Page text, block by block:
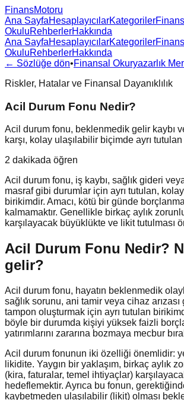
FinansMotoru
Ana SayfaHesaplayıcılarKategorilerFinans
OkuluRehberlerHakkında
Ana SayfaHesaplayıcılarKategorilerFinans
OkuluRehberlerHakkında
← Sözlüğe dön•Finansal Okuryazarlık
Riskler, Hatalar ve Finansal Dayanıklılık
Acil Durum Fonu Nedir?
Acil durum fonu, beklenmedik gelir kaybı
karşı, kolay ulaşılabilir biçimde ayrı
2 dakikada öğren
Acil durum fonu, iş kaybı, sağlık gideri
masraf gibi durumlar için ayrı tutulan,
birikimdir. Amacı, kötü bir günde
kalmamaktır. Genellikle birkaç aylık
karşılayacak büyüklükte ve likit tutulması
Acil Durum Fonu Nedir?
gelir?
Acil durum fonu, hayatın beklenmedik
sağlık sorunu, ani tamir veya cihaz arızası
tampon oluşturmak için ayrı tutulan
böyle bir durumda kişiyi yüksek faizli
yatırımlarını zararına bozmaya mecbur
Acil durum fonunun iki özelliği önemlidir:
likidite. Yaygın bir yaklaşım, birkaç aylık
(kira, faturalar, temel ihtiyaçlar)
hedeflemektir. Ayrıca bu fonun,
kaybetmeden ulaşılabilir (likit) olması